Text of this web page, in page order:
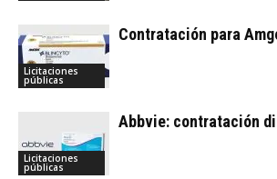
Licitaciones
públicas
Contratación para
Licitaciones
públicas
Abbvie: contratación